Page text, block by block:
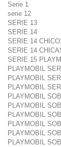
Serie 1
serie 12
SERIE 13
SERIE 14
SERIE 14
SERIE 14
SERIE 15
PLAYMOBIL
PLAYMOBIL
PLAYMOBIL
PLAYMOBIL
PLAYMOBIL
PLAYMOBIL
PLAYMOBIL
PLAYMOBIL
PLAYMOBIL